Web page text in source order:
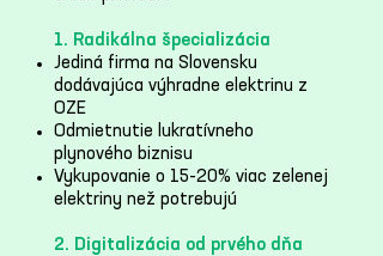
1. Radikálna špecializácia
Jediná firma na Slovensku
dodávajúca výhradne elektrinu z
OZE
Odmietnutie lukratívneho
plynového biznisu
Vykupovanie o 15-20% viac zelenej
elektriny než potrebujú
2. Digitalizácia od prvého dňa